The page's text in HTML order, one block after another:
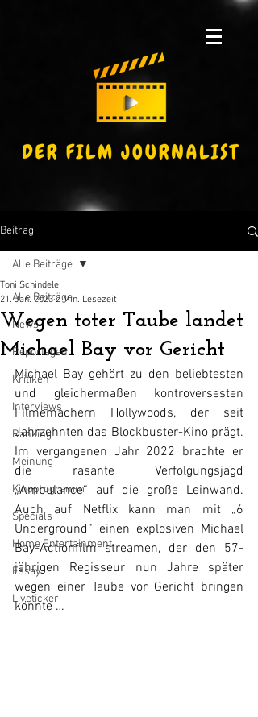
Beitrag
Alle Beiträge
News
Reportagen
Kritiken
Interviews
Ranking
Meinung
Kinoprogramm
Specials
Home Entertainment
Essay
Liveticker
Alle Beiträge
Wegen toter Taube landet
Michael Bay vor Gericht
Toni Schindele
21. Jan. 2023 2 Min. Lesezeit
Michael Bay gehört zu den beliebtesten
und gleichermaßen kontroversesten
Filmemachern Hollywoods, der seit
Jahrzehnten das Blockbuster-Kino prägt.
Im vergangenen Jahr 2022 brachte er
die rasante Verfolgungsjagd
„Ambulance“ auf die große Leinwand.
Auch auf Netflix kann man mit „6
Underground“ einen explosiven Michael
Bay-Actionfilm streamen, der den 57-
jährigen Regisseur nun Jahre später
wegen einer Taube vor Gericht bringen
könnte …